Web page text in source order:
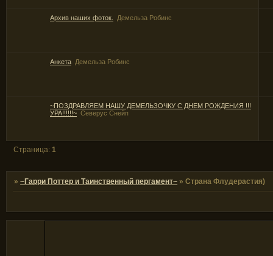
Архив наших фоток. Демельза Робинс
Анкета Демельза Робинс
~ПОЗДРАВЛЯЕМ НАШУ ДЕМЕЛЬЗОЧКУ С ДНЕМ РОЖДЕНИЯ !!!
УРА!!!!!!~ Северус Снейп
Страница: 1
»~Гарри Поттер и Таинственный пергамент~ »Страна Флудерастия)